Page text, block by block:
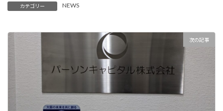
カテゴリー NEWS
次の記事